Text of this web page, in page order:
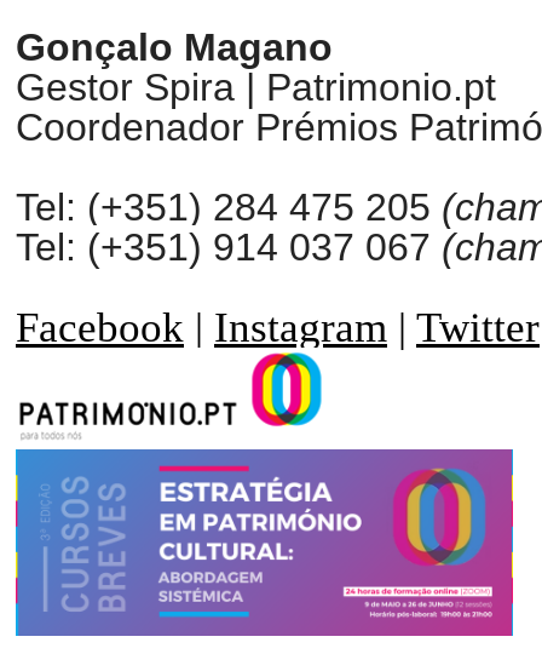
Gonçalo Magano
Gestor Spira | Patrimonio.pt
Coordenador Prémios
Tel: (+351) 284 475 205
Tel: (+351) 914 037 067
Facebook | Instagram | Twitter